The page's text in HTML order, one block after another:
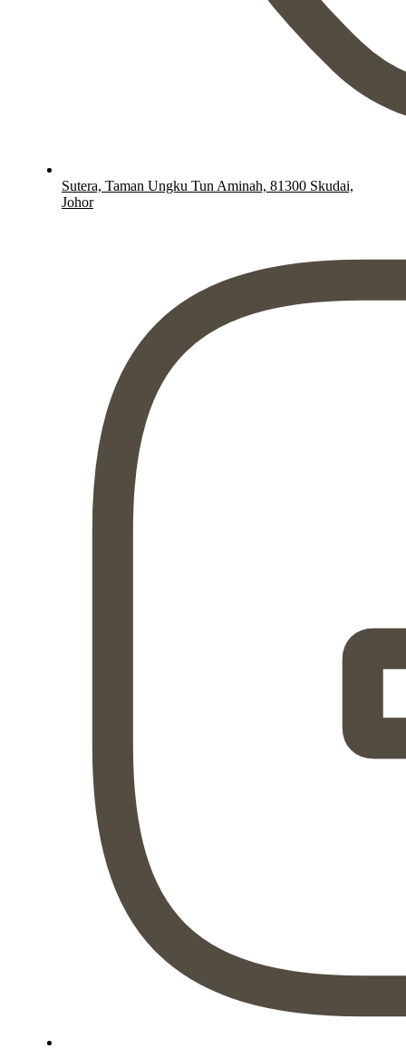
Sutera, Taman Ungku Tun Aminah, 81300 Skudai,
Johor